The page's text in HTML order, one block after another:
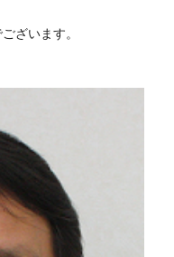
ざいます。